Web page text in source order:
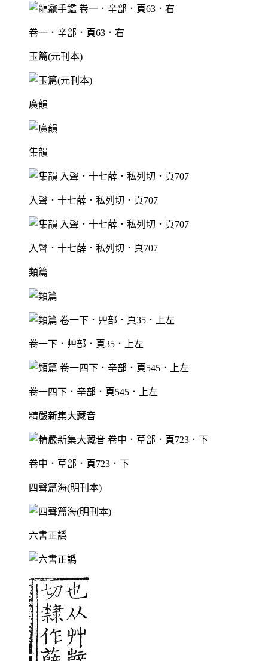
卷一．辛部．頁63．右
玉篇(元刊本)
廣韻
集韻
入聲．十七薛．私列切．頁707
入聲．十七薛．私列切．頁707
類篇
卷一下．艸部．頁35．上左
卷一四下．辛部．頁545．上左
精嚴新集大藏音
卷中．草部．頁723．下
四聲篇海(明刊本)
六書正譌